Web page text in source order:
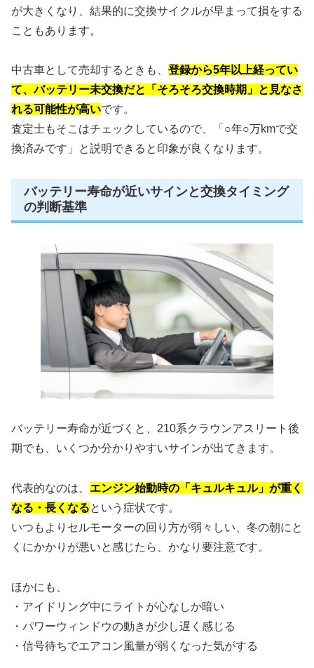
が大きくなり、結果的に交換サイクルが早まって損をする
こともあります。
中古車として売却するときも、 登録から5年以上経ってい
て、バッテリー未交換だと「そろそろ交換時期」と見なさ
れる可能性が高いです。
査定士もそこはチェックしているので、「○年○万kmで交
換済みです」と説明できると印象が良くなります。
バッテリー寿命が近いサインと交換タイミング
の判断基準
バッテリー寿命が近づくと、210系クラウンアスリート後
期でも、いくつか分かりやすいサインが出てきます。
代表的なのは、 エンジン始動時の「キュルキュル」が重く
なる・長くなるという症状です。
いつもよりセルモーターの回り方が弱々しい、冬の朝にと
くにかかりが悪いと感じたら、かなり要注意です。
ほかにも、
・アイドリング中にライトが心なしか暗い
・パワーウィンドウの動きが少し遅く感じる
・信号待ちでエアコン風量が弱くなった気がする